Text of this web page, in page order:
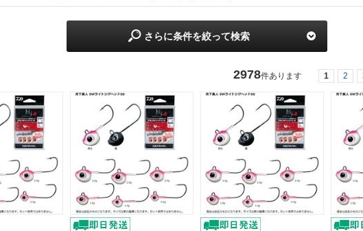
さらに条件を絞って検索
2978件あります 1 2